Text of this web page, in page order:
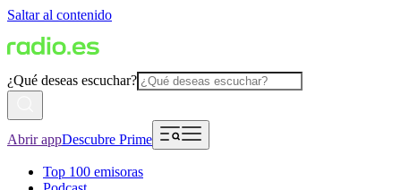
Saltar al contenido
¿Qué deseas escuchar?
Abrir appDescubre Prime
Top 100 emisoras